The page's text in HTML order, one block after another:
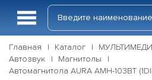
Главная Каталог
Автозвук
Магнитолы
Автомагнитола AURA AMH-103BT